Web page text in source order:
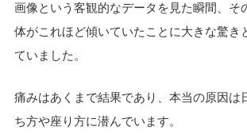
画像という客観的なデータを見た瞬間、そ
体がこれほど傾いていたことに大きな驚き
ていました。
痛みはあくまで結果であり、本当の原因は
ち方や座り方に潜んでいます。